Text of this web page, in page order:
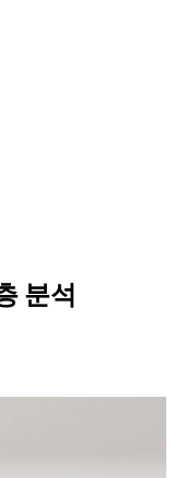
분석